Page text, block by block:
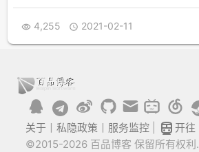
 4,255  2021-02-11
关于 丨私隐政策 丨 服务监控 开往
©2015-2026 百品博客 保留所有权利.